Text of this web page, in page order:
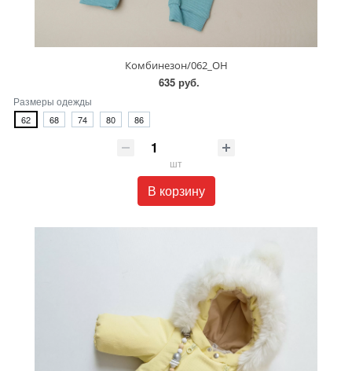
Комбинезон/062_ОН
635 руб.
Размеры одежды
62 68 74 80 86
шт
В корзину